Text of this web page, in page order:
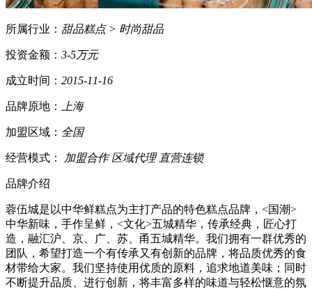
所属行业： 甜品糕点 > 时尚甜品
投资金额： 3-5万元
成立时间： 2015-11-16
品牌原地： 上海
加盟区域： 全国
经营模式： 加盟合作 区域代理 直营连锁
品牌介绍
蓉伍城是以中华鲜糕点为主打产品的特色糕点品牌，<国潮>
中华新味，手作呈鲜，<文化>五城精华，传承经典，匠心打
造，融汇沪、京、广、苏、甬五城精华。我们拥有一群优秀的
团队，希望打造一个有传承又有创新的品牌，将品质优秀的食
材带给大家。我们坚持使用优质的原料，追求地道美味；同时
不断提升品质、进行创新，将丰富多样的味道与轻松惬意的氛